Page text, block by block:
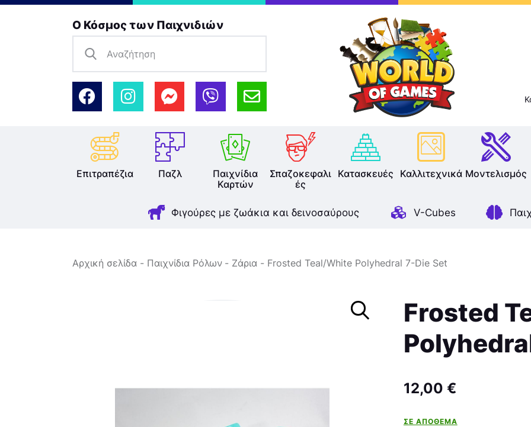
Ο Κόσμος των Παιχνιδιών
Επιτραπέζια Παζλ
Παιχνίδια
Καρτών
Σπαζοκεφαλι
ές
Κατασκευές Καλλιτεχνικά Μοντελισμός
Φιγούρες με ζωάκια και δεινοσαύρους V-Cubes
Επιτραπέζια
Παιχνίδια Καρτών
Σπαζοκεφαλιές
Κατασκευές
Καλλιτεχνικά
Μοντελισμός
Βιβλία
Αρχική σελίδα Παιχνίδια Ρόλων Ζάρια Frosted Teal/White Polyhedral 7-Die Set
Frosted
12,00 €
ΣΕ ΑΠΌΘΕΜΑ